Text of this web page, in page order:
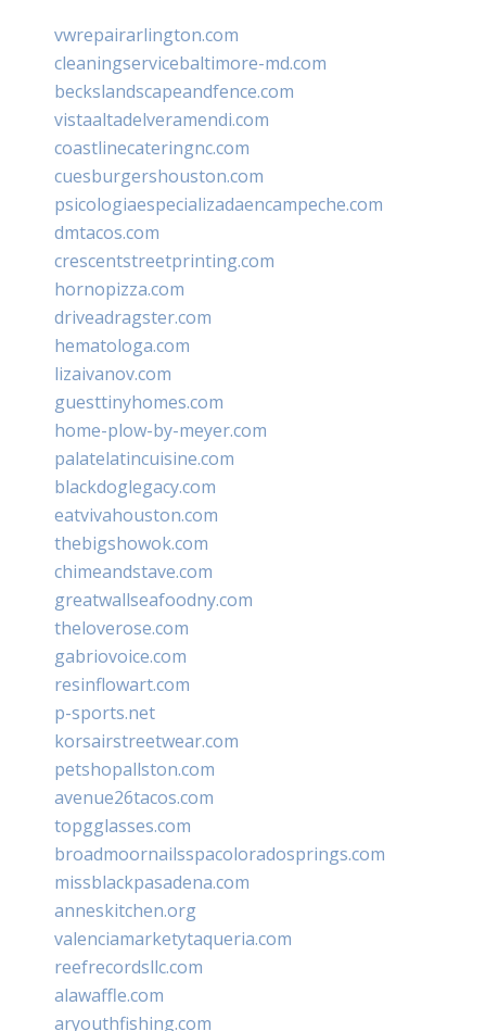
vwrepairarlington.com
cleaningservicebaltimore-md.com
beckslandscapeandfence.com
vistaaltadelveramendi.com
coastlinecateringnc.com
cuesburgershouston.com
psicologiaespecializadaencampeche.com
dmtacos.com
crescentstreetprinting.com
hornopizza.com
driveadragster.com
hematologa.com
lizaivanov.com
guesttinyhomes.com
home-plow-by-meyer.com
palatelatincuisine.com
blackdoglegacy.com
eatvivahouston.com
thebigshowok.com
chimeandstave.com
greatwallseafoodny.com
theloverose.com
gabriovoice.com
resinflowart.com
p-sports.net
korsairstreetwear.com
petshopallston.com
avenue26tacos.com
topgglasses.com
broadmoornailsspacoloradosprings.com
missblackpasadena.com
anneskitchen.org
valenciamarketytaqueria.com
reefrecordsllc.com
alawaffle.com
aryouthfishing.com